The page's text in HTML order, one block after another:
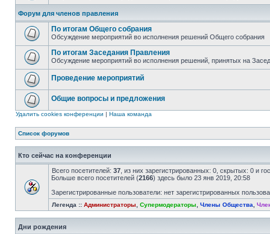
Форум для членов правления
По итогам Общего собрания
Обсуждение мероприятий во исполнения решений Общего собрания
По итогам Заседания Правления
Обсуждение мероприятий во исполнения решений, принятых на
Проведение мероприятий
Общие вопросы и предложения
Удалить cookies конференции | Наша команда
Список форумов
Кто сейчас на конференции
Всего посетителей: 37 , из них зарегистрированных: 0, скрытых: 0 и
Больше всего посетителей (2166) здесь было 23 янв 2019, 20:58
Зарегистрированные пользователи: нет зарегистрированных
Легенда :: Администраторы Супермодераторы Члены Общества
Дни рождения